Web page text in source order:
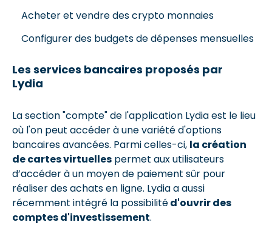
Acheter et vendre des crypto monnaies
Configurer des budgets de dépenses mensuelles
Les services bancaires proposés par
Lydia
La section "compte" de l'application Lydia est le lieu
où l'on peut accéder à une variété d'options
bancaires avancées. Parmi celles-ci, la création
de cartes virtuelles permet aux utilisateurs
d’accéder à un moyen de paiement sûr pour
réaliser des achats en ligne. Lydia a aussi
récemment intégré la possibilitéd'ouvrir des
comptes d'investissement.